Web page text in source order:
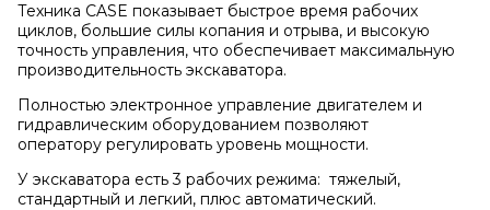
Техника CASE показывает быстрое время рабочих
циклов, большие силы копания и отрыва, и высокую
точность управления, что обеспечивает максимальную
производительность экскаватора.
Полностью электронное управление двигателем и
гидравлическим оборудованием позволяют
оператору регулировать уровень мощности.
У экскаватора есть 3 рабочих режима: тяжелый,
стандартный и легкий, плюс автоматический.